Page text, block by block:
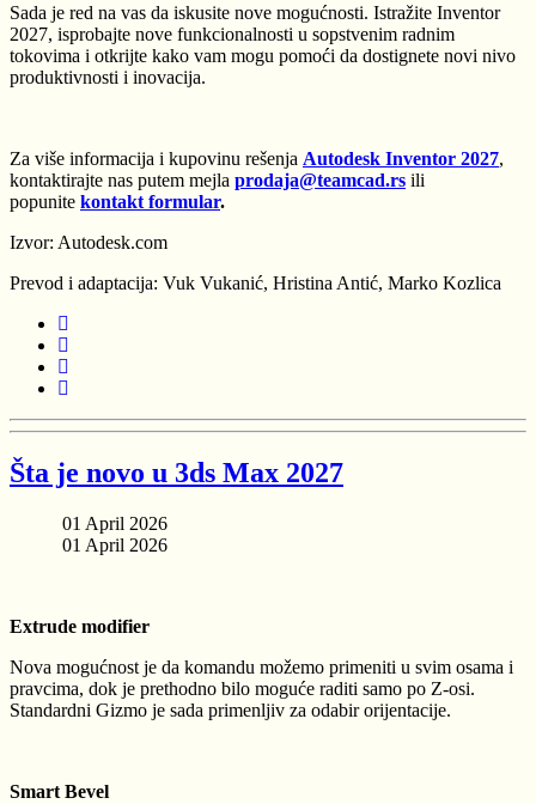
Sada je red na vas da iskusite nove mogućnosti. Istražite Inventor
2027, isprobajte nove funkcionalnosti u sopstvenim radnim
tokovima i otkrijte kako vam mogu pomoći da dostignete novi nivo
produktivnosti i inovacija.
Za više informacija i kupovinu rešenja Autodesk Inventor 2027,
kontaktirajte nas putem mejla prodaja@teamcad.rs ili
popunite kontakt formular.
Izvor: Autodesk.com
Prevod i adaptacija: Vuk Vukanić, Hristina Antić, Marko Kozlica
Šta je novo u 3ds Max 2027
01 April 2026
01 April 2026
Extrude modifier
Nova mogućnost je da komandu možemo primeniti u svim osama i
pravcima, dok je prethodno bilo moguće raditi samo po Z-osi.
Standardni Gizmo je sada primenljiv za odabir orijentacije.
Smart Bevel